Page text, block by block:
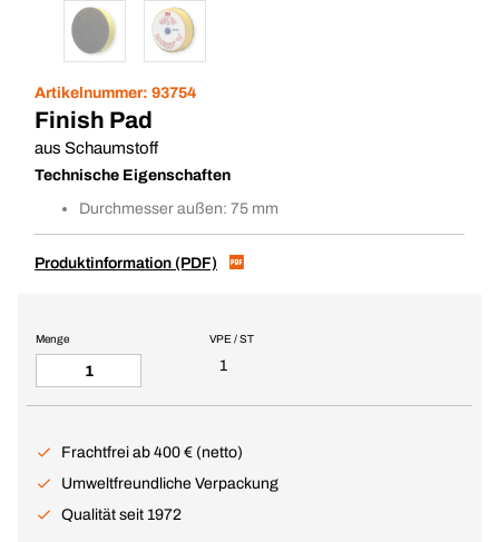
Artikelnummer: 93754
Finish Pad
aus Schaumstoff
Technische Eigenschaften
Durchmesser außen: 75 mm
Produktinformation (PDF)
VPE / ST
1
Menge
Frachtfrei ab 400 € (netto)
Umweltfreundliche Verpackung
Qualität seit 1972